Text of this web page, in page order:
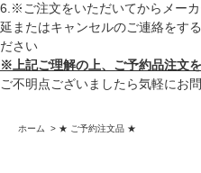
6.※ご注文をいただいてからメー
延またはキャンセルのご連絡をす
ださい
※上記ご理解の上、ご予約品注文
ご不明点ございましたら気軽にお
ホーム > ★ ご予約注文品 ★